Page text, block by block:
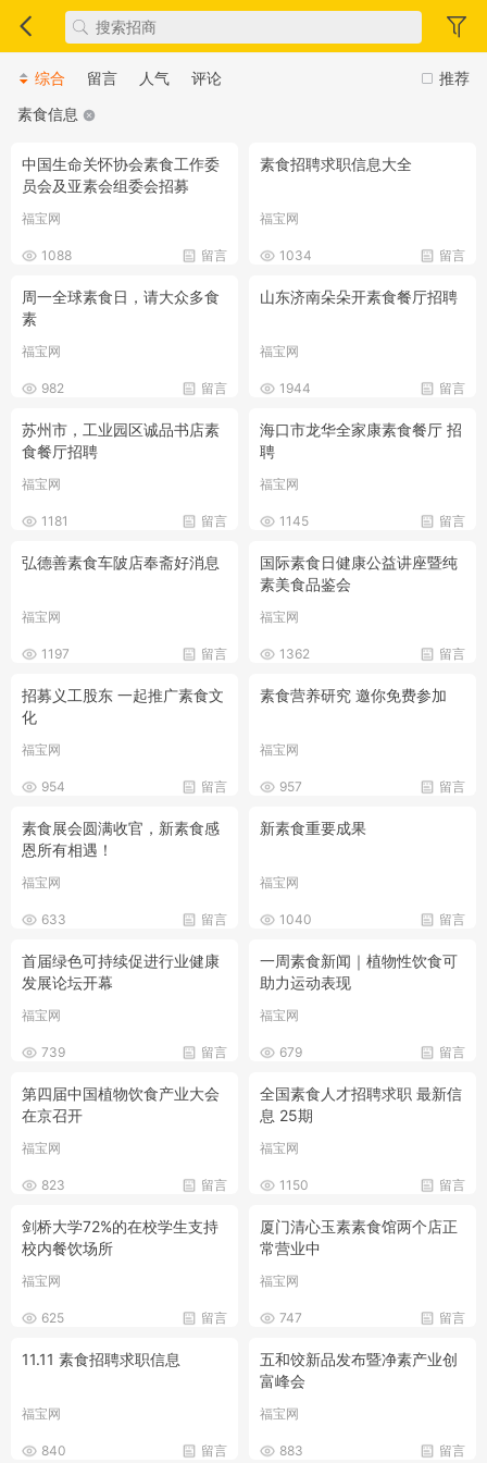
推荐
综合 留言 人气
评论
素食信息
中国生命关怀协会素食工作委
员会及亚素会组委会招募
福宝网
留言
1088
素食招聘求职信息大全
福宝网
留言
1034
周一全球素食日，请大众多食
素
福宝网
留言
982
山东济南朵朵开素食餐厅招聘
福宝网
留言
1944
苏州市，工业园区诚品书店素
食餐厅招聘
福宝网
留言
1181
海口市龙华全家康素食餐厅 招
聘
福宝网
留言
1145
弘德善素食车陂店奉斋好消息
福宝网
留言
1197
国际素食日健康公益讲座暨纯
素美食品鉴会
福宝网
留言
1362
招募义工股东 一起推广素食文
化
福宝网
留言
954
素食营养研究 邀你免费参加
福宝网
留言
957
素食展会圆满收官，新素食感
恩所有相遇！
福宝网
留言
633
新素食重要成果
福宝网
留言
1040
首届绿色可持续促进行业健康
发展论坛开幕
福宝网
留言
739
一周素食新闻｜植物性饮食可
助力运动表现
福宝网
留言
679
第四届中国植物饮食产业大会
在京召开
福宝网
留言
823
全国素食人才招聘求职 最新信
息 25期
福宝网
留言
1150
剑桥大学72%的在校学生支持
校内餐饮场所
福宝网
留言
625
厦门清心玉素素食馆两个店正
常营业中
福宝网
留言
747
11.11 素食招聘求职信息
福宝网
留言
840
五和饺新品发布暨净素产业创
富峰会
福宝网
留言
883